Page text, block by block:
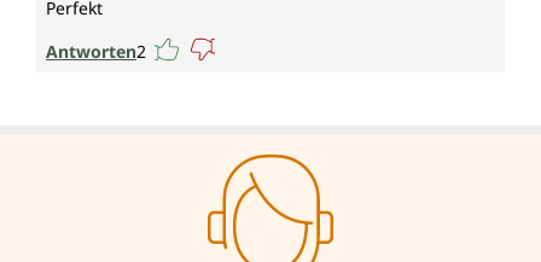
Perfekt
Antworten2